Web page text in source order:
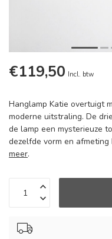
€119,50 Incl. btw
Hanglamp Katie overtuigt
moderne uitstraling. De
de lamp een mysterieuze
dezelfde vorm en
meer.